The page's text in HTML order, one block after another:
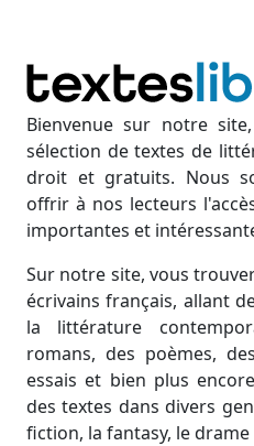
Bienvenue sur notre
sélection de textes de
droit et gratuits. Nous
offrir à nos lecteurs
importantes et
Sur notre site, vous
écrivains français, allant
la littérature
romans, des poèmes,
essais et bien plus
des textes dans divers
fiction, la fantasy, le drame